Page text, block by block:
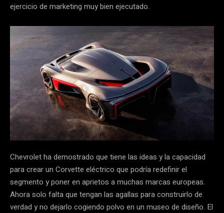
ejercicio de marketing muy bien ejecutado.
Chevrolet ha demostrado que tiene las ideas y la capacidad
para crear un Corvette eléctrico que podría redefinir el
segmento y poner en aprietos a muchas marcas europeas.
Ahora solo falta que tengan las agallas para construirlo de
verdad y no dejarlo cogiendo polvo en un museo de diseño. El